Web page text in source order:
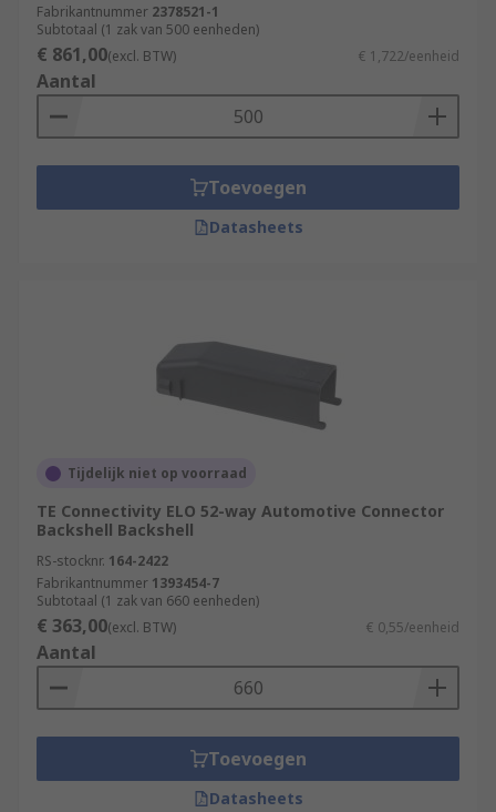
Fabrikantnummer 2378521-1
Subtotaal (1 zak van 500 eenheden)
€ 861,00(excl. BTW) € 1,722/eenheid
Aantal
Toevoegen
Datasheets
Tijdelijk niet op voorraad
TE Connectivity ELO 52-way Automotive Connector
Backshell Backshell
RS-stocknr. 164-2422
Fabrikantnummer 1393454-7
Subtotaal (1 zak van 660 eenheden)
€ 363,00(excl. BTW) € 0,55/eenheid
Aantal
Toevoegen
Datasheets